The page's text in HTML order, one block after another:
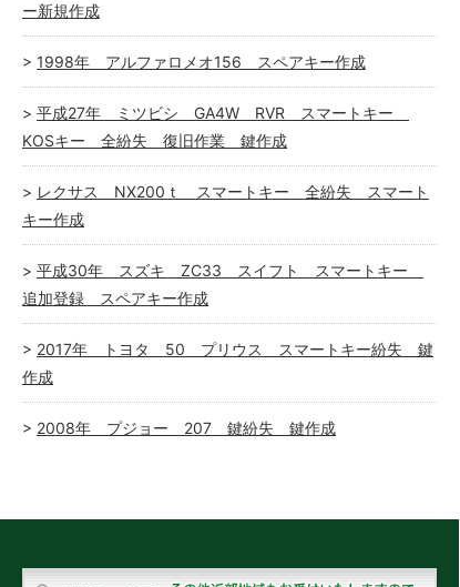
ー新規作成
1998年 アルファロメオ156 スペアキー作成
平成27年 ミツビシ GA4W RVR スマートキー
KOSキー 全紛失 復旧作業 鍵作成
レクサス NX200ｔ スマートキー 全紛失 スマート
キー作成
平成30年 スズキ ZC33 スイフト スマートキー
追加登録 スペアキー作成
2017年 トヨタ 50 プリウス スマートキー紛失 鍵
作成
2008年 プジョー 207 鍵紛失 鍵作成